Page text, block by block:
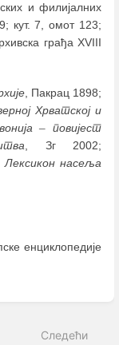
и филијалних
кут. 7, омот 123;
грађа XVIII
, Пакрац 1898;
Хрватској и
– повијест
, Зг 2002;
Лексикон насеља
енциклопедије
Следећи